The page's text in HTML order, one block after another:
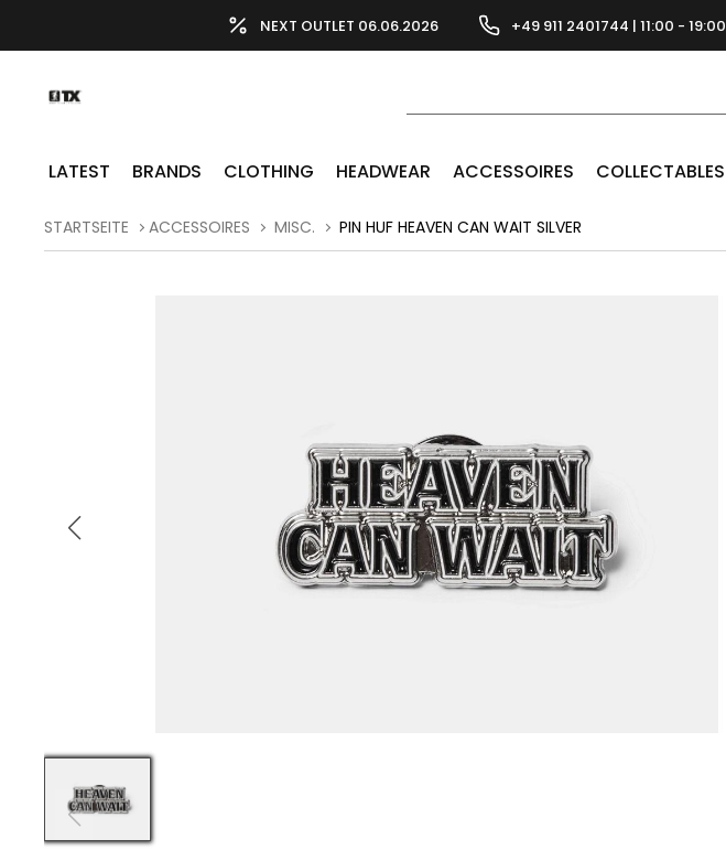
NEXT OUTLET 06.06.2026 +49 911 2401744 | 11:00 - 19:00
LATEST BRANDS CLOTHING HEADWEAR ACCESSOIRES COLLECTABLES
STARTSEITE ACCESSOIRES MISC. PIN HUF HEAVEN CAN WAIT SILVER